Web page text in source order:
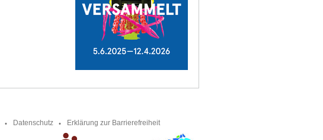
Datenschutz Erklärung zur Barrierefreiheit